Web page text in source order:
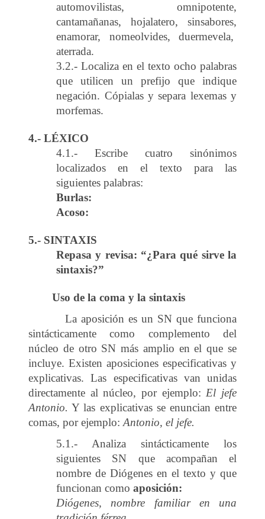
automovilistas, omnipotente,
cantamañanas, hojalatero, sinsabores,
enamorar, nomeolvides, duermevela,
aterrada.
3.2.- Localiza en el texto ocho palabras
que utilicen un prefijo que indique
negación. Cópialas y separa lexemas y
morfemas.
4.- LÉXICO
4.1.- Escribe cuatro sinónimos
localizados en el texto para las
siguientes palabras:
Burlas:
Acoso:
5.- SINTAXIS
Repasa y revisa: “¿Para qué sirve la
sintaxis?”
Uso de la coma y la sintaxis
La aposición es un SN que funciona
sintácticamente como complemento del
núcleo de otro SN más amplio en el que se
incluye. Existen aposiciones especificativas y
explicativas. Las especificativas van unidas
directamente al núcleo, por ejemplo: El jefe
Antonio. Y las explicativas se enuncian entre
comas, por ejemplo: Antonio, el jefe.
5.1.- Analiza sintácticamente los
siguientes SN que acompañan el
nombre de Diógenes en el texto y que
funcionan comoaposición:
Diógenes, nombre familiar en una